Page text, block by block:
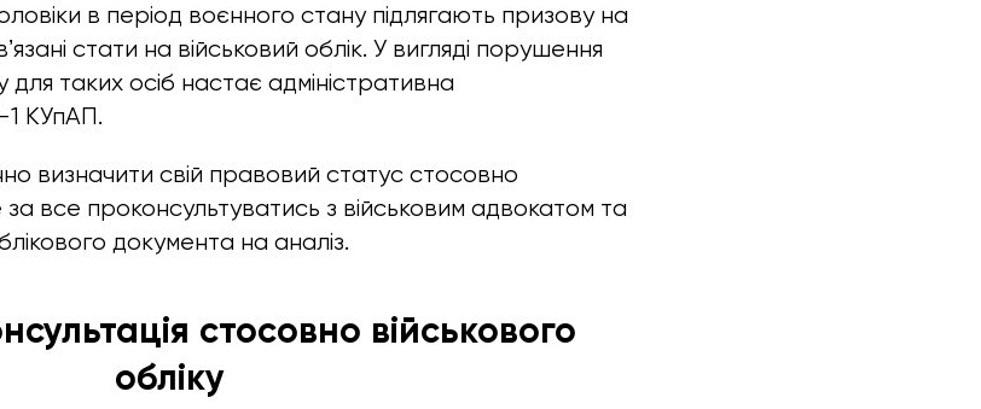
в період воєнного стану підлягають призову на
стати на військовий облік. У вигляді порушення
для таких осіб настає адміністративна
1 КУпАП.
визначити свій правовий статус стосовно
все проконсультуватись з військовим адвокатом та
документа на аналіз.
стосовно військового
обліку